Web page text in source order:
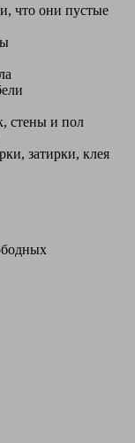
что они пустые
стены и пол
затирки, клея